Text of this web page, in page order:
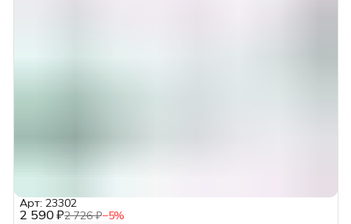
2 590 ₽2 726 ₽−5%
Арт: 23302